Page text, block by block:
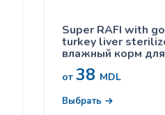
Super RAFI with
turkey liver
влажный корм для
стерилизованных
гусем и индюшиной
от38 MDL
Выбрать